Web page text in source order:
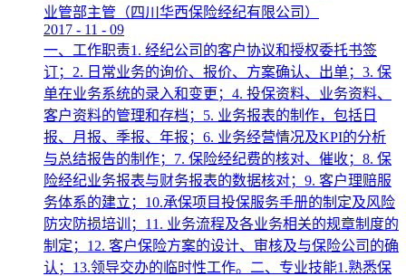
业管部主管（四川华西保险经纪有限公司）
2017 - 11 - 09
一、工作职责1. 经纪公司的客户协议和授权委托书签
订；2. 日常业务的询价、报价、方案确认、出单；3. 保
单在业务系统的录入和变更；4. 投保资料、业务资料、
客户资料的管理和存档；5. 业务报表的制作，包括日
报、月报、季报、年报；6. 业务经营情况及KPI的分析
与总结报告的制作；7. 保险经纪费的核对、催收；8. 保
险经纪业务报表与财务报表的数据核对；9. 客户理赔服
务体系的建立；10.承保项目投保服务手册的制定及风险
防灾防损培训；11. 业务流程及各业务相关的规章制度的
制定；12. 客户保险方案的设计、审核及与保险公司的确
认；13.领导交办的临时性工作。二、专业技能1.熟悉保